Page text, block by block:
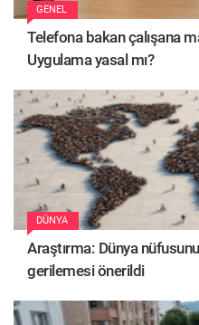
GENEL
Telefona bakan çalışana
Uygulama yasal mı?
DÜNYA
Araştırma: Dünya
gerilemesi önerildi